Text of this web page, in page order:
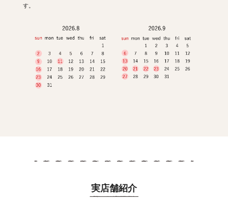
す。
実店舗紹介